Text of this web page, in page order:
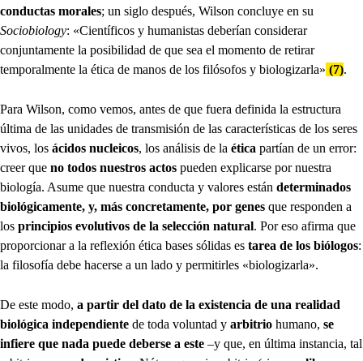
conductas morales; un siglo después, Wilson concluye en su
Sociobiology: «Científicos y humanistas deberían considerar
conjuntamente la posibilidad de que sea el momento de retirar
temporalmente la ética de manos de los filósofos y biologizarla» (7).
Para Wilson, como vemos, antes de que fuera definida la estructura
última de las unidades de transmisión de las características de los seres
vivos, los ácidos nucleicos, los análisis de la ética partían de un error:
creer que no todos nuestros actos pueden explicarse por nuestra
biología. Asume que nuestra conducta y valores están determinados
biológicamente, y, más concretamente, por genes que responden a
los principios evolutivos de la selección natural. Por eso afirma que
proporcionar a la reflexión ética bases sólidas es tarea de los biólogos:
la filosofía debe hacerse a un lado y permitirles «biologizarla».
De este modo, a partir del dato de la existencia de una realidad
biológica independiente de toda voluntad y arbitrio humano, se
infiere que nada puede deberse a este –y que, en última instancia, tal